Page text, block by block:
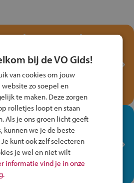
je kennis met het
het Fiets Veilig Verkeersspel
een Cortina-fiets!
de winkel ben je op je
via het vmbo jouw talent
winkelvloer, waar elke dag
is!
bij de VO Gids!
van cookies om jouw
website zo soepel en
te maken. Deze zorgen
rolletjes loopt en staan
Als je ons groen licht geeft
kunnen we je de beste
kunt ook zelf selecteren
je wel en niet wilt
informatie vind je in onze